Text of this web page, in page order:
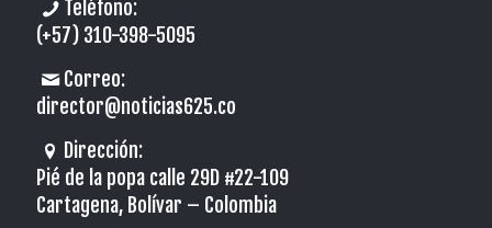
Teléfono:
(+57) 310-398-5095
Correo:
director@noticias625.co
Dirección:
Pié de la popa calle 29D #22-109
Cartagena, Bolívar – Colombia